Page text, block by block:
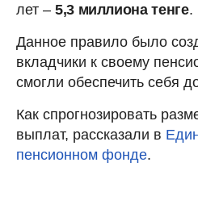
лет – 5,3 миллиона тенге.
Данное правило было
вкладчики к своему
смогли обеспечить себя
Как спрогнозировать
выплат, рассказали в
пенсионном фонде.